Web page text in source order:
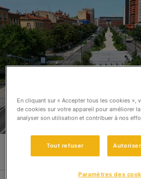
En cliquant sur « Accepter tous les cookies »,
de cookies sur votre appareil pour améliorer
analyser son utilisation et contribuer à nos
Tout refuser
Paramètres des